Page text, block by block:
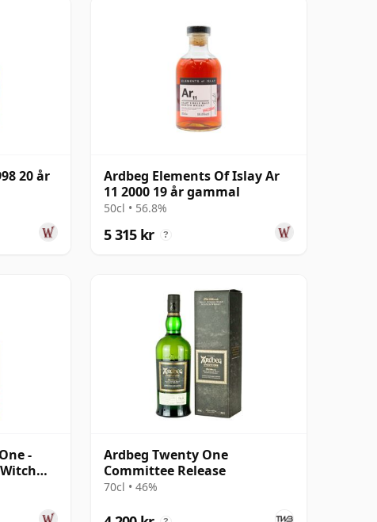
20 år
Ardbeg Elements Of Islay Ar
11 2000 19 år gammal
50cl • 56.8%
5 315 kr ?
-
Ardbeg Twenty One
Committee Release
70cl • 46%